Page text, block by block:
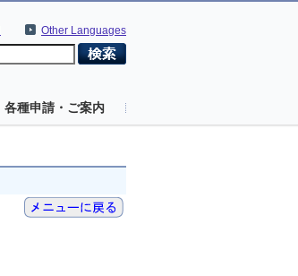
Other Languages
各種申請・ご案内